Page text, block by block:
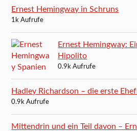
Ernest Hemingway in Schruns
1k Aufrufe
Ernest Hemingway:
Hipolito
0.9k Aufrufe
Hadley Richardson – die erste
0.9k Aufrufe
Mittendrin und ein Teil davon –